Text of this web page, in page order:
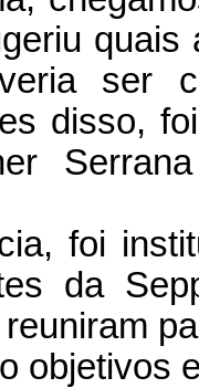
ser
disso,
foi
da
objetivos